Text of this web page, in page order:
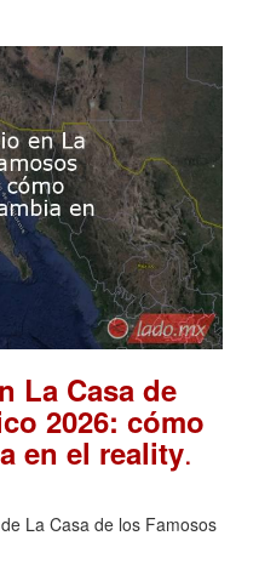
La Casa de
2026: cómo
en el reality.
La Casa de los Famosos